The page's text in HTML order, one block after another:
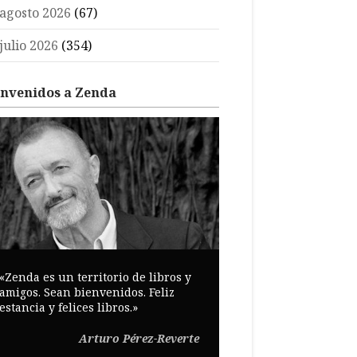
2026 (67)
2026 (354)
a Zenda
es un territorio de libros y
Sean bienvenidos. Feliz
y felices libros.»
Arturo Pérez-Reverte